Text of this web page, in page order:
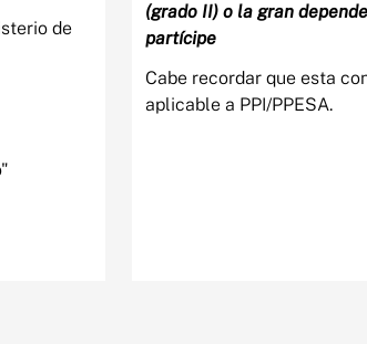
de
(grado II) o la gran
partícipe ​
Cabe recordar que esta
aplicable a PPI/PPESA.​